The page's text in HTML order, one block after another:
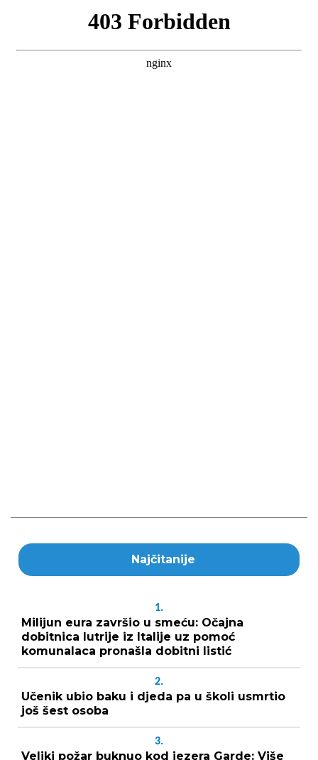
Najčitanije
1.
Milijun eura završio u smeću: Očajna
dobitnica lutrije iz Italije uz pomoć
komunalaca pronašla dobitni listić
2.
Učenik ubio baku i djeda pa u školi usmrtio
još šest osoba
3.
Veliki požar buknuo kod jezera Garde: Više